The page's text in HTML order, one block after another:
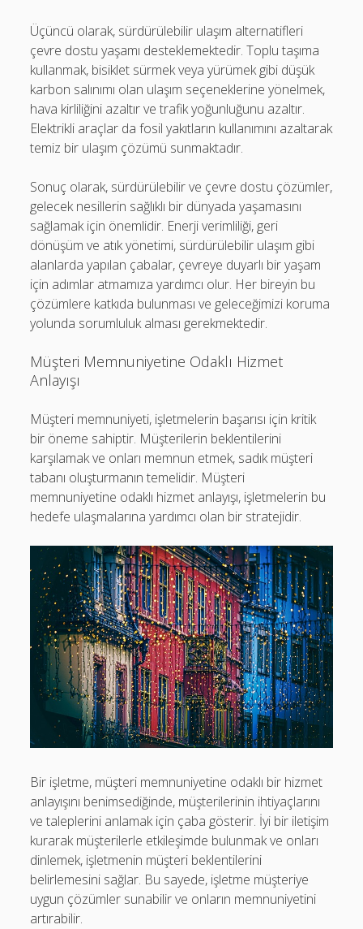
Üçüncü olarak, sürdürülebilir ulaşım alternatifleri
çevre dostu yaşamı desteklemektedir. Toplu taşıma
kullanmak, bisiklet sürmek veya yürümek gibi düşük
karbon salınımı olan ulaşım seçeneklerine yönelmek,
hava kirliliğini azaltır ve trafik yoğunluğunu azaltır.
Elektrikli araçlar da fosil yakıtların kullanımını azaltarak
temiz bir ulaşım çözümü sunmaktadır.
Sonuç olarak, sürdürülebilir ve çevre dostu çözümler,
gelecek nesillerin sağlıklı bir dünyada yaşamasını
sağlamak için önemlidir. Enerji verimliliği, geri
dönüşüm ve atık yönetimi, sürdürülebilir ulaşım gibi
alanlarda yapılan çabalar, çevreye duyarlı bir yaşam
için adımlar atmamıza yardımcı olur. Her bireyin bu
çözümlere katkıda bulunması ve geleceğimizi koruma
yolunda sorumluluk alması gerekmektedir.
Müşteri Memnuniyetine Odaklı Hizmet
Anlayışı
Müşteri memnuniyeti, işletmelerin başarısı için kritik
bir öneme sahiptir. Müşterilerin beklentilerini
karşılamak ve onları memnun etmek, sadık müşteri
tabanı oluşturmanın temelidir. Müşteri
memnuniyetine odaklı hizmet anlayışı, işletmelerin bu
hedefe ulaşmalarına yardımcı olan bir stratejidir.
Bir işletme, müşteri memnuniyetine odaklı bir hizmet
anlayışını benimsediğinde, müşterilerinin ihtiyaçlarını
ve taleplerini anlamak için çaba gösterir. İyi bir iletişim
kurarak müşterilerle etkileşimde bulunmak ve onları
dinlemek, işletmenin müşteri beklentilerini
belirlemesini sağlar. Bu sayede, işletme müşteriye
uygun çözümler sunabilir ve onların memnuniyetini
artırabilir.